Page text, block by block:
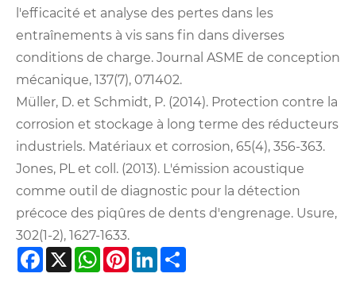
l'efficacité et analyse des pertes dans les
entraînements à vis sans fin dans diverses
conditions de charge. Journal ASME de conception
mécanique, 137(7), 071402.
Müller, D. et Schmidt, P. (2014). Protection contre la
corrosion et stockage à long terme des réducteurs
industriels. Matériaux et corrosion, 65(4), 356-363.
Jones, PL et coll. (2013). L'émission acoustique
comme outil de diagnostic pour la détection
précoce des piqûres de dents d'engrenage. Usure,
302(1-2), 1627-1633.
Facebook
X WhatsApp
PinterestLinkedIn